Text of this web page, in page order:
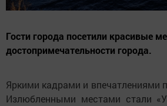
Гости города посетили красивые
достопримечательности города.
Яркими кадрами и впечатлениями
Излюбленными местами стали